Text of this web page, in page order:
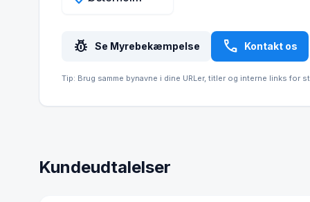
pest_control Se Myrebekæmpelse call Kontakt os
Tip: Brug samme bynavne i dine URLer, titler og interne links for
Kundeudtalelser